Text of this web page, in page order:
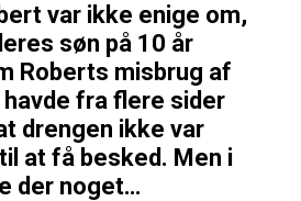
var ikke enige om,
søn på 10 år
Roberts misbrug af
havde fra flere sider
drengen ikke var
at få besked. Men i
der noget…